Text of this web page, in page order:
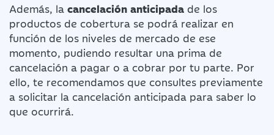
Además, la cancelación anticipada de los
productos de cobertura se podrá realizar en
función de los niveles de mercado de ese
momento, pudiendo resultar una prima de
cancelación a pagar o a cobrar por tu parte. Por
ello, te recomendamos que consultes previamente
a solicitar la cancelación anticipada para saber lo
que ocurrirá.